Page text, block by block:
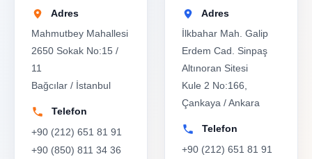
Adres
Mahmutbey Mahallesi
2650 Sokak No:15 /
11
Bağcılar / İstanbul
Telefon
+90 (212) 651 81 91
+90 (850) 811 34 36
Adres
İlkbahar Mah. Galip
Erdem Cad. Sinpaş
Altınoran Sitesi
Kule 2 No:166,
Çankaya / Ankara
Telefon
+90 (212) 651 81 91